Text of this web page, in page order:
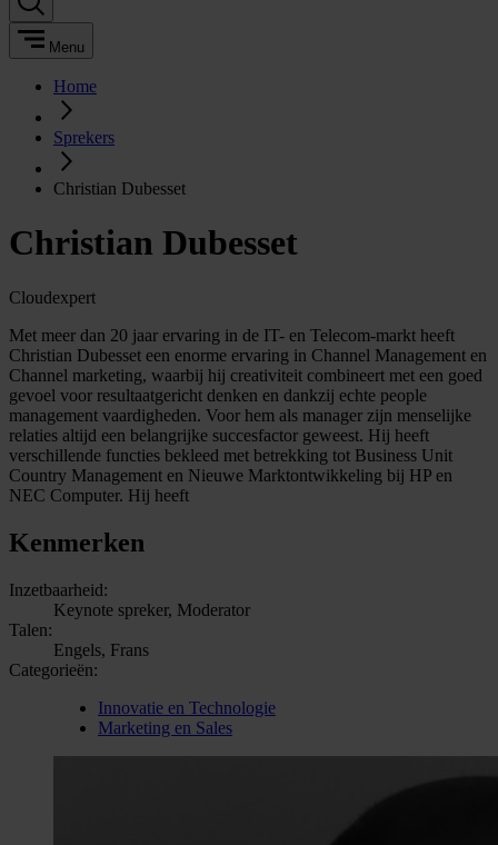
Menu
Home
Sprekers
Christian Dubesset
Christian Dubesset
Cloudexpert
Met meer dan 20 jaar ervaring in de IT- en Telecom-markt heeft
Christian Dubesset een enorme ervaring in Channel Management en
Channel marketing, waarbij hij creativiteit combineert met een goed
gevoel voor resultaatgericht denken en dankzij echte people
management vaardigheden. Voor hem als manager zijn menselijke
relaties altijd een belangrijke succesfactor geweest. Hij heeft
verschillende functies bekleed met betrekking tot Business Unit
Country Management en Nieuwe Marktontwikkeling bij HP en
NEC Computer. Hij heeft
Kenmerken
Inzetbaarheid:
Keynote spreker, Moderator
Talen:
Engels, Frans
Categorieën:
Innovatie en Technologie
Marketing en Sales